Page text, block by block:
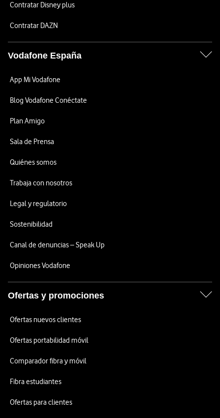
Contratar Disney plus
Contratar DAZN
Vodafone España
App Mi Vodafone
Blog Vodafone Conéctate
Plan Amigo
Sala de Prensa
Quiénes somos
Trabaja con nosotros
Legal y regulatorio
Sostenibilidad
Canal de denuncias – Speak Up
Opiniones Vodafone
Ofertas y promociones
Ofertas nuevos clientes
Ofertas portabilidad móvil
Comparador fibra y móvil
Fibra estudiantes
Ofertas para clientes